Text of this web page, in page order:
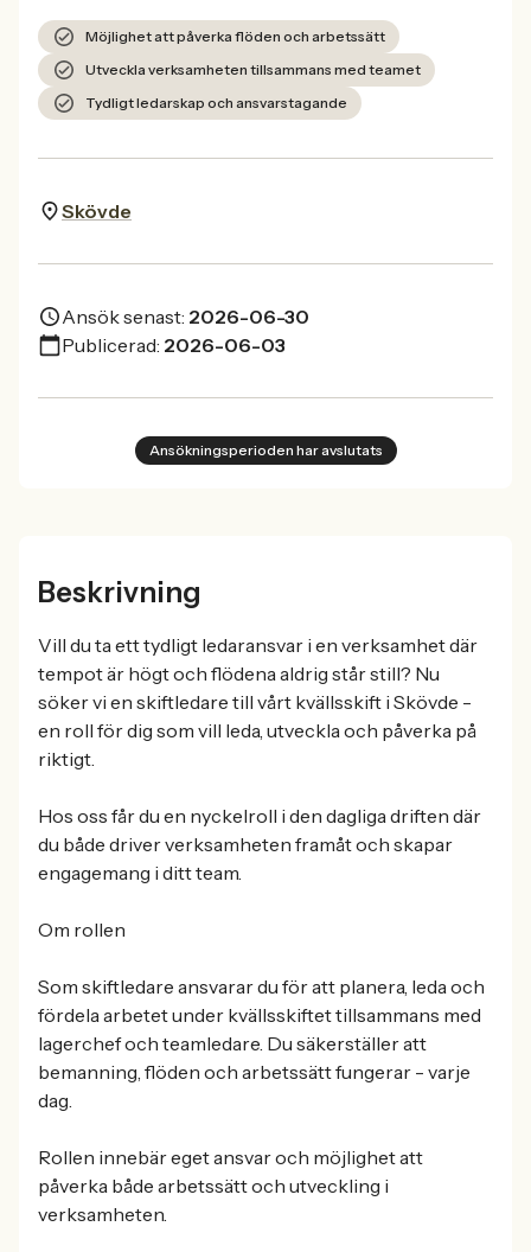
Möjlighet att påverka flöden och arbetssätt
Utveckla verksamheten tillsammans med teamet
Tydligt ledarskap och ansvarstagande
Skövde
Ansök senast: 2026-06-30
Publicerad: 2026-06-03
Ansökningsperioden har avslutats
Beskrivning
Vill du ta ett tydligt ledaransvar i en verksamhet där
tempot är högt och flödena aldrig står still? Nu
söker vi en skiftledare till vårt kvällsskift i Skövde -
en roll för dig som vill leda, utveckla och påverka på
riktigt.
Hos oss får du en nyckelroll i den dagliga driften där
du både driver verksamheten framåt och skapar
engagemang i ditt team.
Om rollen
Som skiftledare ansvarar du för att planera, leda och
fördela arbetet under kvällsskiftet tillsammans med
lagerchef och teamledare. Du säkerställer att
bemanning, flöden och arbetssätt fungerar - varje
dag.
Rollen innebär eget ansvar och möjlighet att
påverka både arbetssätt och utveckling i
verksamheten.